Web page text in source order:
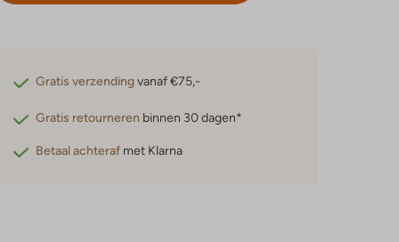
Gratis verzendingvanaf €75,-
Gratis retourneren binnen 30 dagen*
Betaal achteraf met Klarna